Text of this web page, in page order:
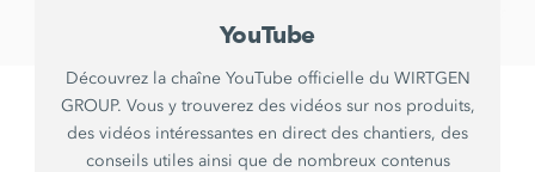
YouTube
Découvrez la chaîne YouTube officielle du WIRTGEN
GROUP. Vous y trouverez des vidéos sur nos produits,
des vidéos intéressantes en direct des chantiers, des
conseils utiles ainsi que de nombreux contenus